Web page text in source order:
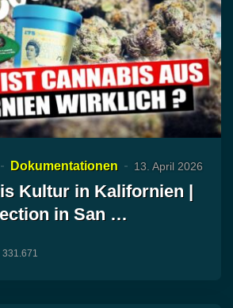
Dokumentationen 13. April 2026
Kultur in Kalifornien |
in San …
331.671